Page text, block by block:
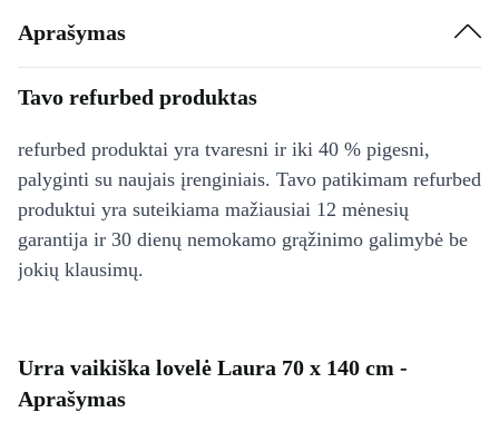
Aprašymas
Tavo refurbed produktas
refurbed produktai yra tvaresni ir iki 40 % pigesni,
palyginti su naujais įrenginiais. Tavo patikimam refurbed
produktui yra suteikiama mažiausiai 12 mėnesių
garantija ir 30 dienų nemokamo grąžinimo galimybė be
jokių klausimų.
Urra vaikiška lovelė Laura 70 x 140 cm -
Aprašymas